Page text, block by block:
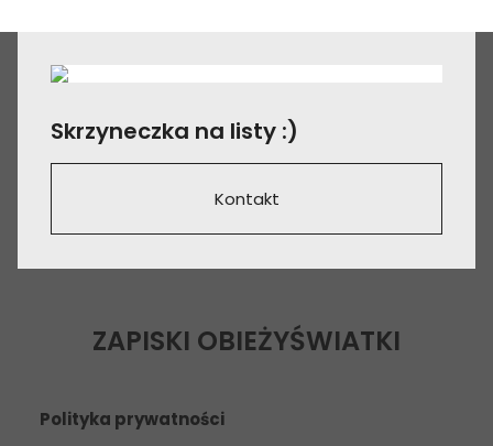
Skrzyneczka na listy :)
Kontakt
ZAPISKI OBIEŻYŚWIATKI
Polityka prywatności